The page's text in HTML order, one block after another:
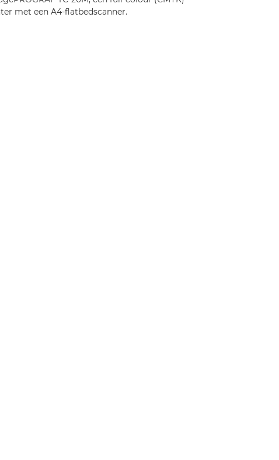
met een A4-flatbedscanner.